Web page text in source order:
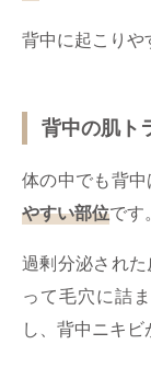
背中に起こりや
背中の肌ト
体の中でも背中
やすい部位です
過剰分泌され
って毛穴に詰
し、背中ニキビ